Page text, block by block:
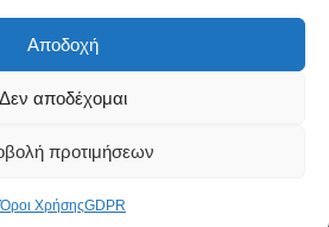
Αποδοχή
Δεν αποδέχομαι
προτιμήσεων
Όροι ΧρήσηςGDPR
© 2026ΕΚΕΦΕ "Δημόκριτος"